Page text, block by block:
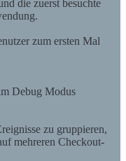
die zuerst besuchte
zum ersten Mal
Debug Modus
zu gruppieren,
mehreren Checkout-